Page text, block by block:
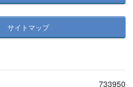
サイトマップ
733950